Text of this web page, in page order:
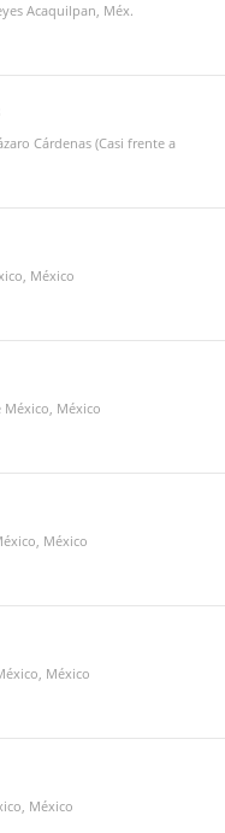
Acaquilpan, Méx.
Cárdenas (Casi frente a
México
México, México
México
México
México